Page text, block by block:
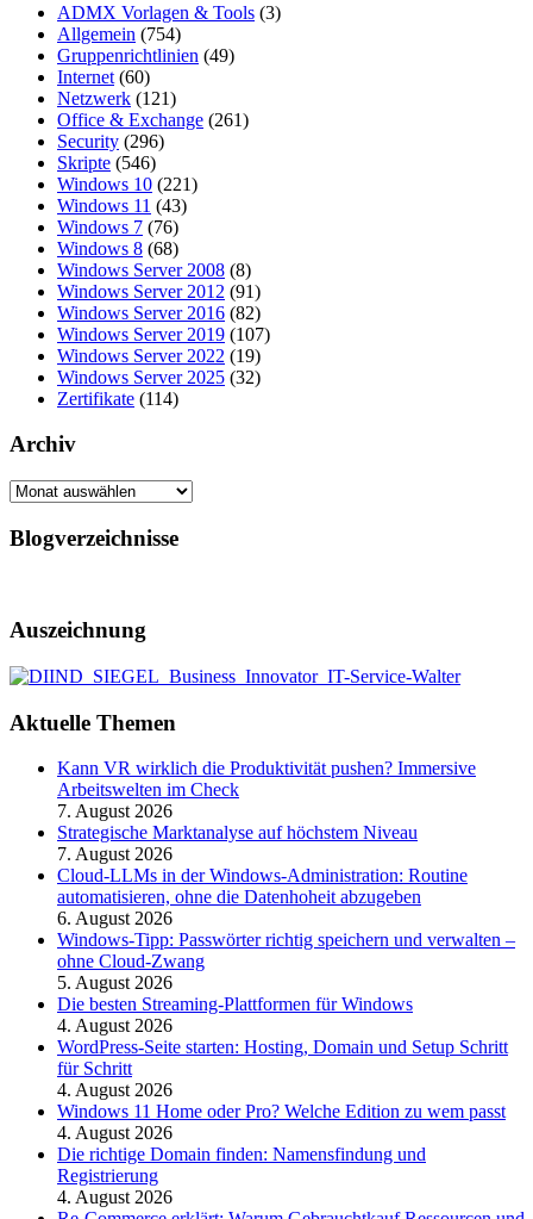
ADMX Vorlagen & Tools (3)
Allgemein (754)
Gruppenrichtlinien (49)
Internet (60)
Netzwerk (121)
Office & Exchange (261)
Security (296)
Skripte (546)
Windows 10 (221)
Windows 11 (43)
Windows 7 (76)
Windows 8 (68)
Windows Server 2008 (8)
Windows Server 2012 (91)
Windows Server 2016 (82)
Windows Server 2019 (107)
Windows Server 2022 (19)
Windows Server 2025 (32)
Zertifikate (114)
Archiv
Archiv
Blogverzeichnisse
Auszeichnung
Aktuelle Themen
Kann VR wirklich die Produktivität pushen? Immersive
Arbeitswelten im Check
7. August 2026
Strategische Marktanalyse auf höchstem Niveau
7. August 2026
Cloud-LLMs in der Windows-Administration: Routine
automatisieren, ohne die Datenhoheit abzugeben
6. August 2026
Windows-Tipp: Passwörter richtig speichern und verwalten –
ohne Cloud-Zwang
5. August 2026
Die besten Streaming-Plattformen für Windows
4. August 2026
WordPress-Seite starten: Hosting, Domain und Setup Schritt
für Schritt
4. August 2026
Windows 11 Home oder Pro? Welche Edition zu wem passt
4. August 2026
Die richtige Domain finden: Namensfindung und
Registrierung
4. August 2026